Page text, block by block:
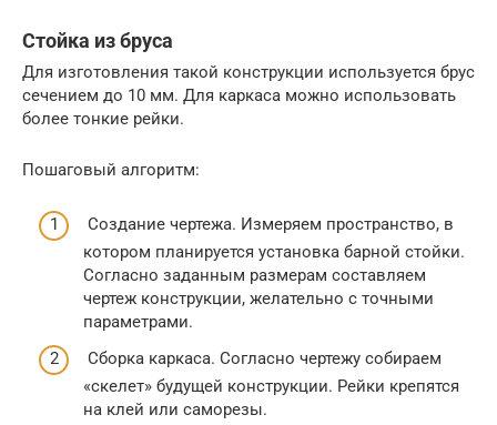
Стойка из бруса
Для изготовления такой конструкции используется брус
сечением до 10 мм. Для каркаса можно использовать
более тонкие рейки.
Пошаговый алгоритм:
Создание чертежа. Измеряем пространство, в
котором планируется установка барной стойки.
Согласно заданным размерам составляем
чертеж конструкции, желательно с точными
параметрами.
Сборка каркаса. Согласно чертежу собираем
«скелет» будущей конструкции. Рейки крепятся
на клей или саморезы.